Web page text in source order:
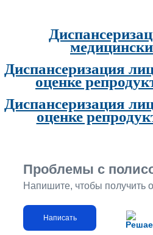
Диспансеризация
оценке
Диспансеризация
оценке
Проблемы с
Напишите, чтобы получить
Написать